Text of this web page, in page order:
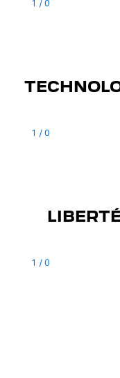
1 /0
1 /0
1 /0